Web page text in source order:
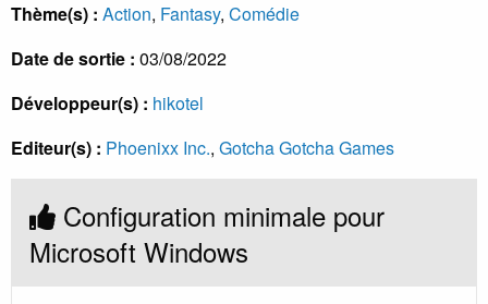
Thème(s) : Action, Fantasy, Comédie
Date de sortie : 03/08/2022
Développeur(s) : hikotel
Editeur(s) : Phoenixx Inc., Gotcha Gotcha Games
Configuration minimale pour
Microsoft Windows